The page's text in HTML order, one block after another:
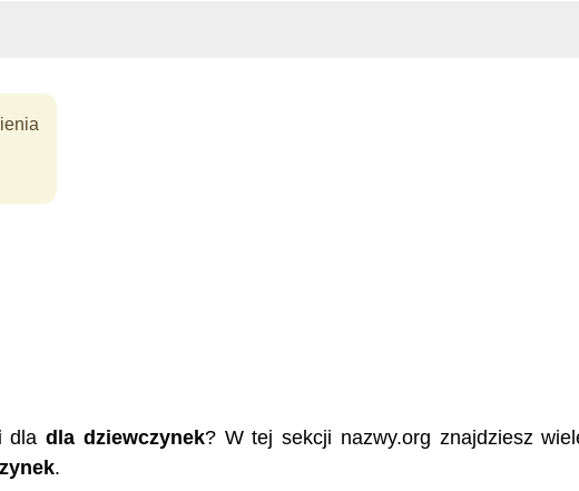
dla dla dziewczynek? W tej sekcji nazwy.org znajdziesz
.